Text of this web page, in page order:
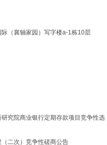
（襄轴家园）写字楼a-1栋10层
究院商业银行定期存款项目竞争性选
二次）竞争性磋商公告